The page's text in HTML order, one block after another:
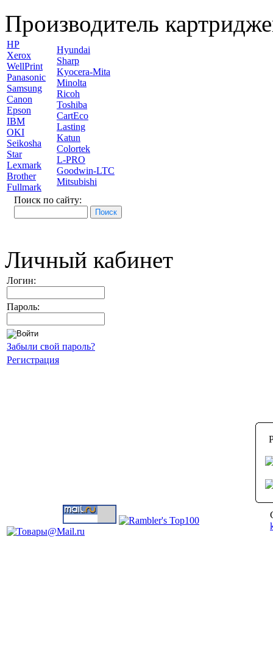
Производитель
HP
Xerox
WellPrint
Panasonic
Samsung
Canon
Epson
IBM
OKI
Seikosha
Star
Lexmark
Brother
Fullmark
Hyundai
Sharp
Kyocera-Mita
Minolta
Ricoh
Toshiba
CartEco
Lasting
Katun
Colortek
L-PRO
Goodwin-LTC
Mitsubishi
Поиск по сайту:
Личный кабинет
Логин:
Пароль:
Забыли свой пароль?
Регистрация